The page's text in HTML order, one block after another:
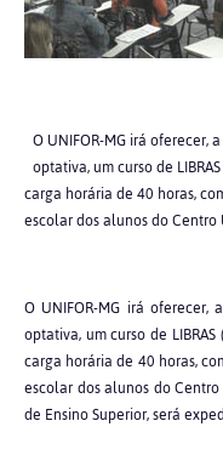
O UNIFOR-MG irá oferecer,
optativa, um curso de
carga horária de 40 horas,
escolar dos alunos do
O UNIFOR-MG irá
optativa, um curso de
carga horária de 40 horas,
escolar dos alunos do
de Ensino Superior, será